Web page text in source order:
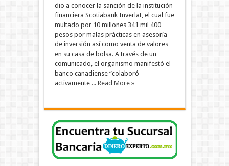
dio a conocer la sanción de la institución
financiera Scotiabank Inverlat, el cual fue
multado por 10 millones 341 mil 400
pesos por malas prácticas en asesoría
de inversión así como venta de valores
en su casa de bolsa. A través de un
comunicado, el organismo manifestó el
banco canadiense “colaboró
activamente ... Read More »